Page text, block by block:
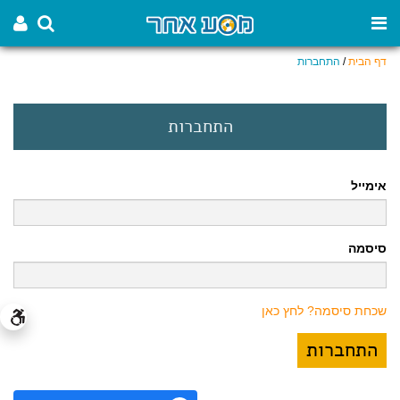
דף הבית/ התחברות
התחברות
אימייל
סיסמה
שכחת סיסמה? לחץ כאן